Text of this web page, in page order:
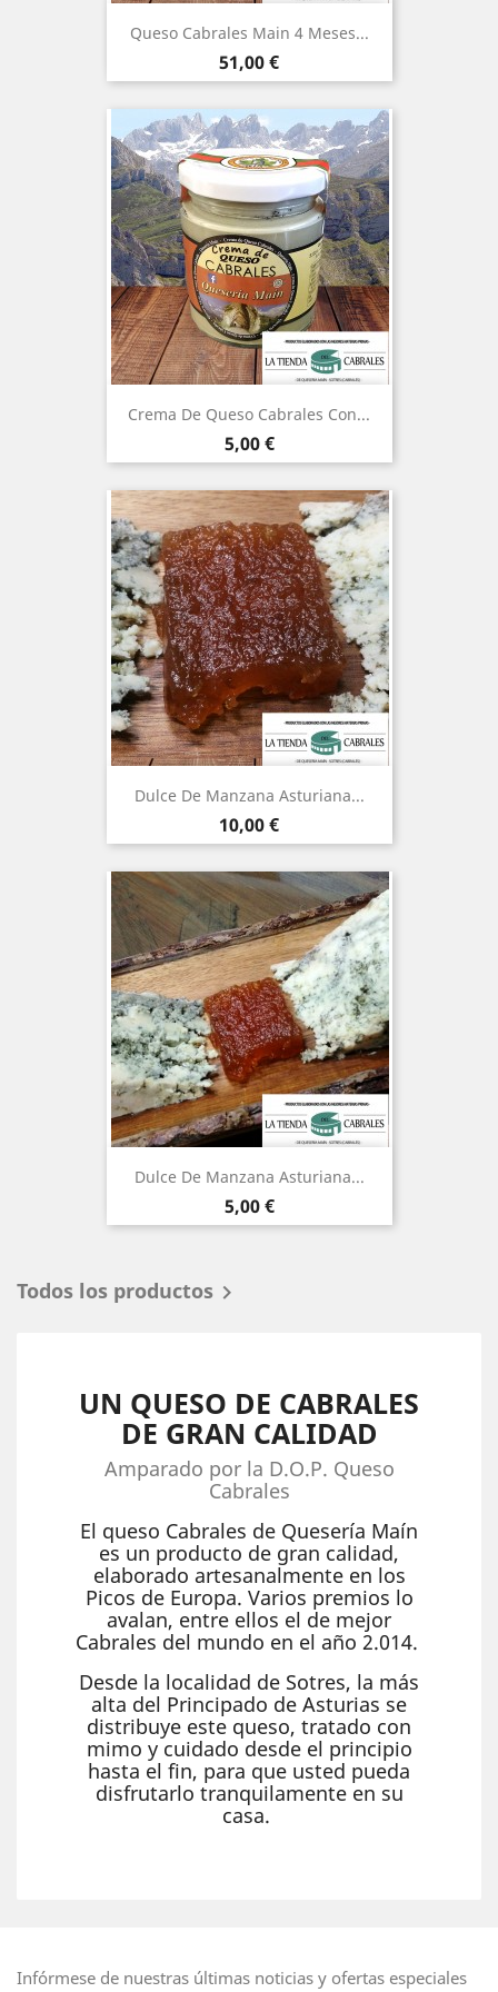
Queso Cabrales Main 4 Meses...
Precio
51,00 €
Crema De Queso Cabrales Con...
Precio
5,00 €
Dulce De Manzana Asturiana...
Precio
10,00 €
Dulce De Manzana Asturiana...
Precio
5,00 €
Todos los productos 
UN QUESO DE CABRALES
DE GRAN CALIDAD
Amparado por la D.O.P. Queso
Cabrales
El queso Cabrales de Quesería Maín
es un producto de gran calidad,
elaborado artesanalmente en los
Picos de Europa. Varios premios lo
avalan, entre ellos el de mejor
Cabrales del mundo en el año 2.014.
Desde la localidad de Sotres, la más
alta del Principado de Asturias se
distribuye este queso, tratado con
mimo y cuidado desde el principio
hasta el fin, para que usted pueda
disfrutarlo tranquilamente en su
casa.
Infórmese de nuestras últimas noticias y ofertas especiales